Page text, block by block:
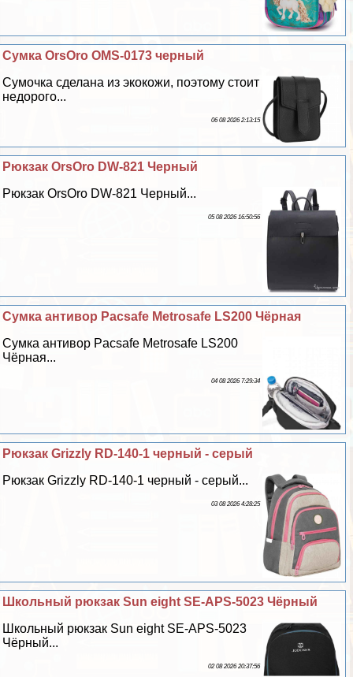
Сумка OrsOro OMS-0173 черный
Сумочка сделана из экокожи, поэтому стоит
недорого...
06 08 2026 2:13:15
Рюкзак OrsOro DW-821 Черный
Рюкзак OrsOro DW-821 Черный...
05 08 2026 16:50:56
Сумка антивор Pacsafe Metrosafe LS200 Чёрная
Сумка антивор Pacsafe Metrosafe LS200
Чёрная...
04 08 2026 7:29:34
Рюкзак Grizzly RD-140-1 черный - серый
Рюкзак Grizzly RD-140-1 черный - серый...
03 08 2026 4:28:25
Школьный рюкзак Sun eight SE-APS-5023 Чёрный
Школьный рюкзак Sun eight SE-APS-5023
Чёрный...
02 08 2026 20:37:56